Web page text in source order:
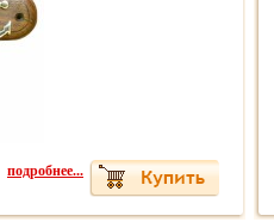
подробнее...